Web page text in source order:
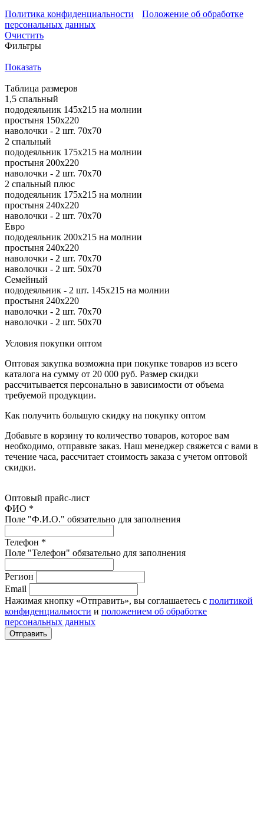
Политика конфиденциальности
Положение об обработке
персональных данных
Очистить
Фильтры
Показать
Таблица размеров
1,5 спальный
пододеяльник 145х215 на молнии
простыня 150х220
наволочки - 2 шт. 70х70
2 спальный
пододеяльник 175х215 на молнии
простыня 200х220
наволочки - 2 шт. 70х70
2 спальный плюс
пододеяльник 175х215 на молнии
простыня 240х220
наволочки - 2 шт. 70х70
Евро
пододеяльник 200х215 на молнии
простыня 240х220
наволочки - 2 шт. 70х70
наволочки - 2 шт. 50х70
Семейный
пододеяльник - 2 шт. 145х215 на молнии
простыня 240х220
наволочки - 2 шт. 70х70
наволочки - 2 шт. 50х70
Условия покупки оптом
Оптовая закупка возможна при покупке товаров из всего
каталога на сумму от 20 000 руб. Размер скидки
рассчитывается персонально в зависимости от объема
требуемой продукции.
Как получить большую скидку на покупку оптом
Добавьте в корзину то количество товаров, которое вам
необходимо, отправьте заказ. Наш менеджер свяжется с вами в
течение часа, рассчитает стоимость заказа с учетом оптовой
скидки.
Оптовый прайс-лист
ФИО *
Поле "Ф.И.О." обязательно для заполнения
Телефон *
Поле "Телефон" обязательно для заполнения
Регион
Email
Нажимая кнопку «Отправить», вы соглашаетесь с политикой
конфиденциальности и положением об обработке
персональных данных
Отправить